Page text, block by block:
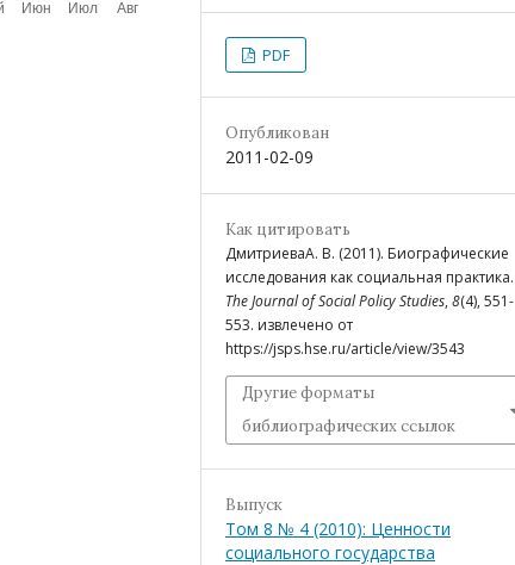
PDF
Опубликован
2011-02-09
Как цитировать
ДмитриеваA. В. (2011). Биографические
исследования как социальная практика.
The Journal of Social Policy Studies, 8(4), 551-
553. извлечено от
https://jsps.hse.ru/article/view/3543
Другие форматы
библиографических ссылок
Выпуск
Том 8 № 4 (2010): Ценности
социального государства